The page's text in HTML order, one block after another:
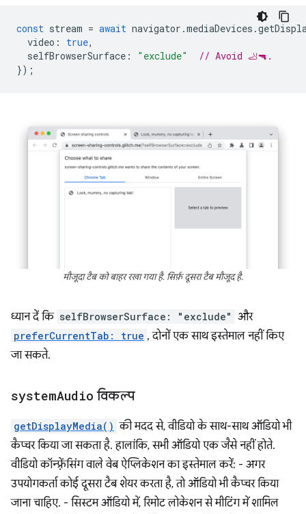
const stream = await navigator .mediaDevices .
video : true,
selfBrowserSurface : "exclude"
// Avoid 🦶🔫.
});
मौजूदा टैब को बाहर रखा गया है. सिर्फ़ दूसरा टैब मौजूद है.
ध्यान दें कि selfBrowserSurface: "exclude" और
preferCurrentTab: true , दोनों एक साथ इस्तेमाल नहीं किए
जा सकते.
systemAudio विकल्प
getDisplayMedia() की मदद से, वीडियो के साथ-साथ ऑडियो भी
कैप्चर किया जा सकता है. हालांकि, सभी ऑडियो एक जैसे नहीं होते.
वीडियो कॉन्फ़्रेंसिंग वाले वेब ऐप्लिकेशन का इस्तेमाल करें: - अगर
उपयोगकर्ता कोई दूसरा टैब शेयर करता है, तो ऑडियो भी कैप्चर किया
जाना चाहिए. - सिस्टम ऑडियो में, रिमोट लोकेशन से मीटिंग में शामिल